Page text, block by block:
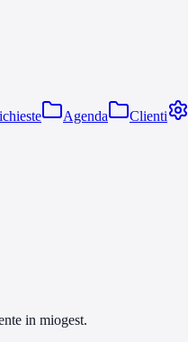
Agenda Clienti
in miogest.